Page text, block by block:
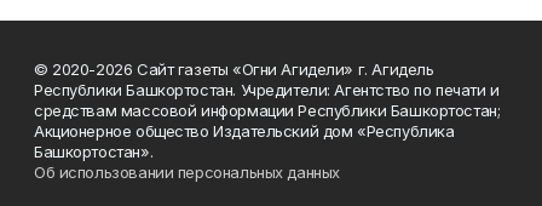
© 2020-2026 Сайт газеты «Огни Агидели» г. Агидель
Республики Башкортостан. Учредители: Агентство по печати и
средствам массовой информации Республики Башкортостан;
Акционерное общество Издательский дом «Республика
Башкортостан».
Об использовании персональных данных